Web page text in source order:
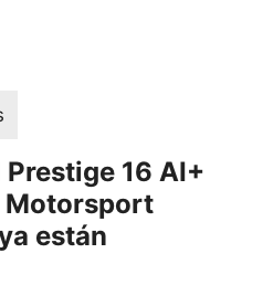
16 AI+
Motorsport
están